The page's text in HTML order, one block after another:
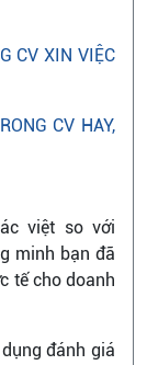
CV XIN VIỆC
CV HAY,
việt so với
minh bạn đã
tế cho doanh
đánh giá